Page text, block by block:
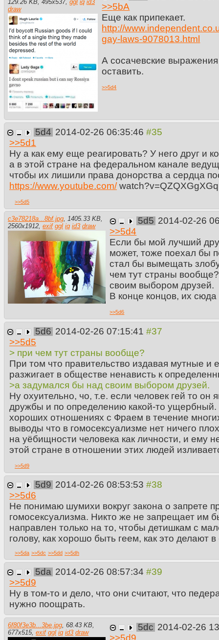
129.26 KB 495x537, ggl iq id3
draw
>>5bA
Еще как припекает.
http://
gay-laws-9078013.html
А сосачевские
оставить.
>>5d4
5d4 2014-02-26 06:35:46
>>5d1
Ну а как ему еще реагировать? У него друг и
а в этой стране на федеральном канале
чтобы их лишили права донорства а сердца
https://www.youtube.com/
>>5d5
c3e78218a...8bf.jpg, 1405.33 KB,
2560x1912, exif ggl iq id3 draw
5d5 2014-02-26
>>5d4
Если бы мой лучший
может, тоже поехал бы
стал бы вымещать
чем тут страны
своим выбором друзей.
В конце концов, их сюда
>>5d6
5d6 2014-02-26 07:15:41
>>5d5
> при чем тут страны вообще?
При том что правительство издавая мутные и
разжигает в обществе ненависть к
>а задумался бы над своим выбором друзей.
Ну охуительно, чо, т.е. если человек гей то он
дружбы и по определению какой-то
хороших отношениях с Фраем в течение
выводы что в гомосексуализме нет ничего
на уёбищности человека как личности, и ему
этой стране в отношении этих людей
>>5d9
5d9 2014-02-26 08:53:53
>>5d6
Не понимаю шумихи вокруг закона о запрете
гомосексуализма. Никто же не запрещает им
направлен только на то, чтобы детишкам с
голову, как хорошо быть геем, как это делают в
>>5da >>5dc >>5dd >>5dh
5da 2014-02-26 08:57:34
>>5d9
Ну в том-то и дело, что они считают, что
нужно поощрать.
6f80f3e3b...3be.jpg 68.43 KB
677x515, exif ggl iq id3 draw
5dc 2014-02-26
>>5d9